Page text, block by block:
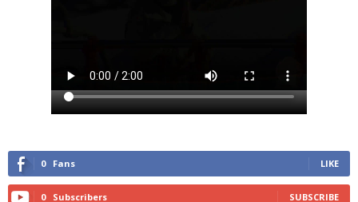
0 Fans LIKE
0 Subscribers SUBSCRIBE